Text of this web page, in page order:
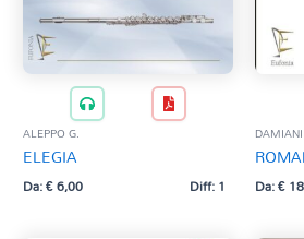
ALEPPO G.
ELEGIA
Da:€6,00 Diff: 1 Da:€